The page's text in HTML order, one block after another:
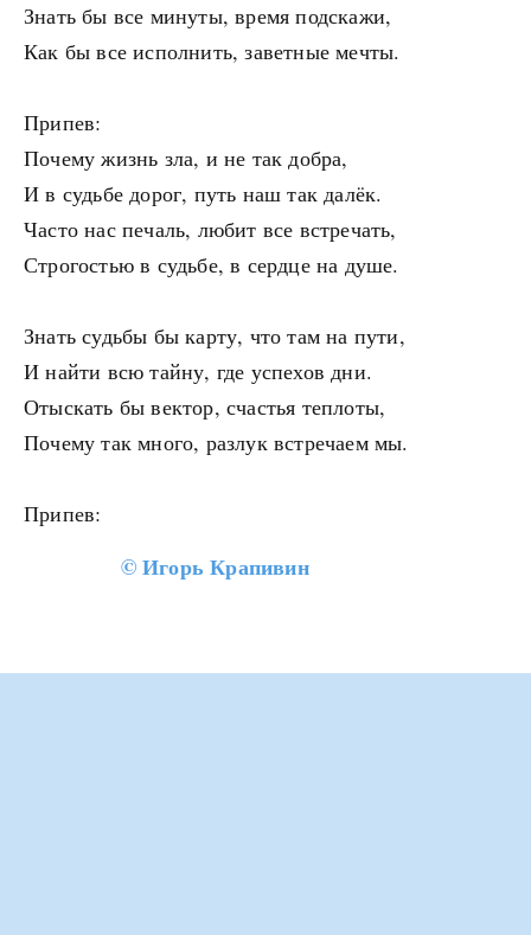
Знать бы все минуты, время подскажи,
Как бы все исполнить, заветные мечты.
Припев:
Почему жизнь зла, и не так добра,
И в судьбе дорог, путь наш так далёк.
Часто нас печаль, любит все встречать,
Строгостью в судьбе, в сердце на душе.
Знать судьбы бы карту, что там на пути,
И найти всю тайну, где успехов дни.
Отыскать бы вектор, счастья теплоты,
Почему так много, разлук встречаем мы.
Припев:
©Игорь Крапивин